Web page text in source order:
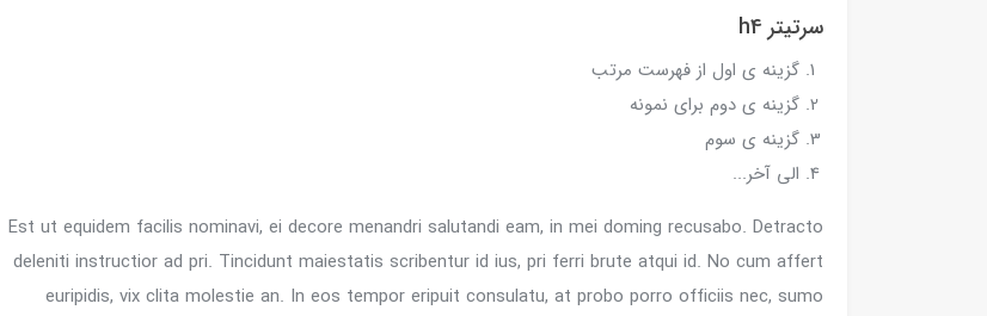
سرتیتر h4
گزینه ی اول از فهرست مرتب
گزینه ی دوم برای نمونه
گزینه ی سوم
الی آخر...
Est ut equidem facilis nominavi, ei decore menandri salutandi eam, in mei doming recusabo. Detracto
deleniti instructior ad pri. Tincidunt maiestatis scribentur id ius, pri ferri brute atqui id. No cum affert
euripidis, vix clita molestie an. In eos tempor eripuit consulatu, at probo porro officiis nec, sumo